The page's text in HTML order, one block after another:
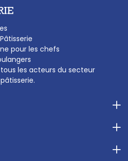
pour les chefs
les acteurs du secteur